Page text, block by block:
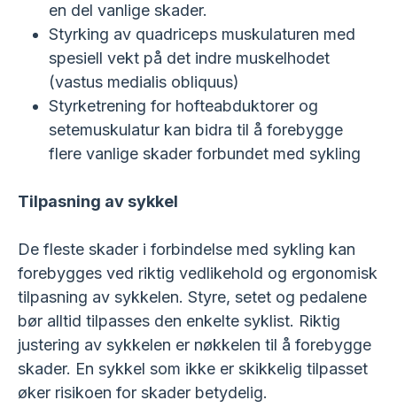
en del vanlige skader.
Styrking av quadriceps muskulaturen med
spesiell vekt på det indre muskelhodet
(vastus medialis obliquus)
Styrketrening for hofteabduktorer og
setemuskulatur kan bidra til å forebygge
flere vanlige skader forbundet med sykling
Tilpasning av sykkel
De fleste skader i forbindelse med sykling kan
forebygges ved riktig vedlikehold og ergonomisk
tilpasning av sykkelen. Styre, setet og pedalene
bør alltid tilpasses den enkelte syklist. Riktig
justering av sykkelen er nøkkelen til å forebygge
skader. En sykkel som ikke er skikkelig tilpasset
øker risikoen for skader betydelig.